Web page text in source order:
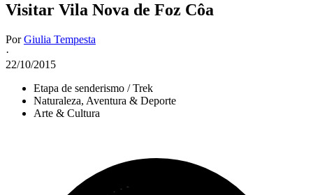
Visitar Vila Nova de Foz Côa
PorGiulia Tempesta
·
22/10/2015
Etapa de senderismo / Trek
Naturaleza, Aventura & Deporte
Arte & Cultura